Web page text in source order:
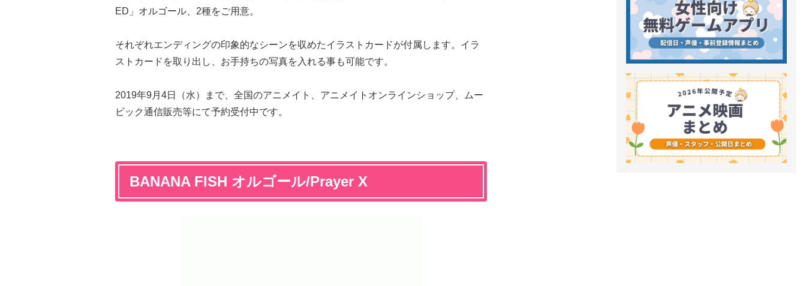
ED」オルゴール、2種をご用意。
それぞれエンディングの印象的なシーンを収めたイラストカードが付属します。イラ
ストカードを取り出し、お手持ちの写真を入れる事も可能です。
2019年9月4日（水）まで、全国のアニメイト、アニメイトオンラインショップ、ムー
ビック通信販売等にて予約受付中です。
BANANA FISH オルゴール/Prayer X